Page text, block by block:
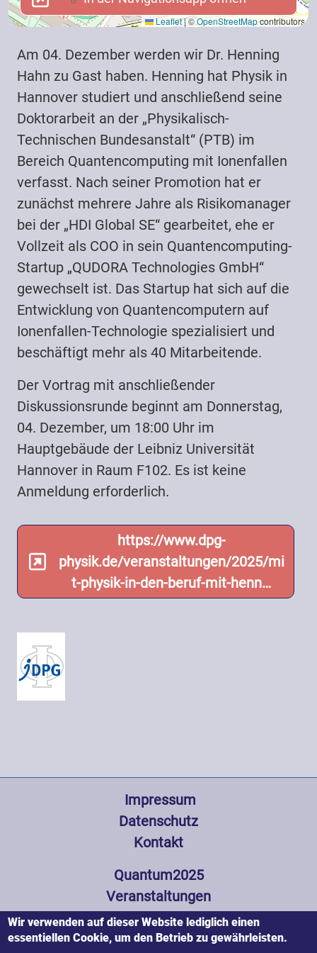
Leaflet|©OpenStreetMapcontributors
Am 04. Dezember werden wir Dr. Henning
Hahn zu Gast haben. Henning hat Physik in
Hannover studiert und anschließend seine
Doktorarbeit an der „Physikalisch-
Technischen Bundesanstalt“ (PTB) im
Bereich Quantencomputing mit Ionenfallen
verfasst. Nach seiner Promotion hat er
zunächst mehrere Jahre als Risikomanager
bei der „HDI Global SE“ gearbeitet, ehe er
Vollzeit als COO in sein Quantencomputing-
Startup „QUDORA Technologies GmbH“
gewechselt ist. Das Startup hat sich auf die
Entwicklung von Quantencomputern auf
Ionenfallen-Technologie spezialisiert und
beschäftigt mehr als 40 Mitarbeitende.
Der Vortrag mit anschließender
Diskussionsrunde beginnt am Donnerstag,
04. Dezember, um 18:00 Uhr im
Hauptgebäude der Leibniz Universität
Hannover in Raum F102. Es ist keine
Anmeldung erforderlich.
https://www.dpg-
physik.de/veranstaltungen/2025/mi
t-physik-in-den-beruf-mit-henn…
Impressum
Datenschutz
Kontakt
Hauptnavigation
Quantum2025
Veranstaltungen
Wissenswertes
Partner und Förderer
Wir verwenden auf dieser Website lediglich einen
essentiellen Cookie, um den Betrieb zu gewährleisten.